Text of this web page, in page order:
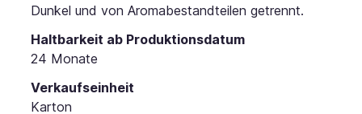
Dunkel und von Aromabestandteilen getrennt.
Haltbarkeit ab Produktionsdatum
24 Monate
Verkaufseinheit
Karton